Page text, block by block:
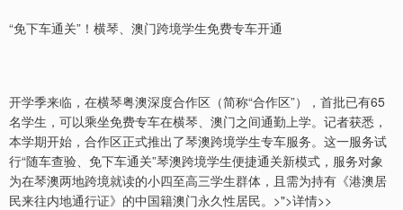
“免下车通关”！横琴、澳门跨境学生免费专车开通
开学季来临，在横琴粤澳深度合作区（简称“合作区”），首批已有65
名学生，可以乘坐免费专车在横琴、澳门之间通勤上学。记者获悉，
本学期开始，合作区正式推出了琴澳跨境学生专车服务。这一服务试
行“随车查验、免下车通关”琴澳跨境学生便捷通关新模式，服务对象
为在琴澳两地跨境就读的小四至高三学生群体，且需为持有《港澳居
民来往内地通行证》的中国籍澳门永久性居民。>">详情>>